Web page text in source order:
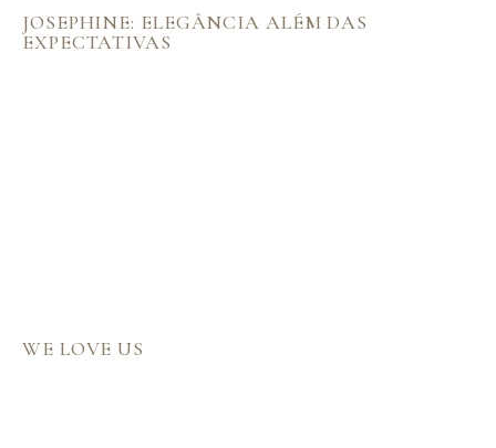
JOSEPHINE: ELEGÂNCIA ALÉM DAS
EXPECTATIVAS
WE LOVE US